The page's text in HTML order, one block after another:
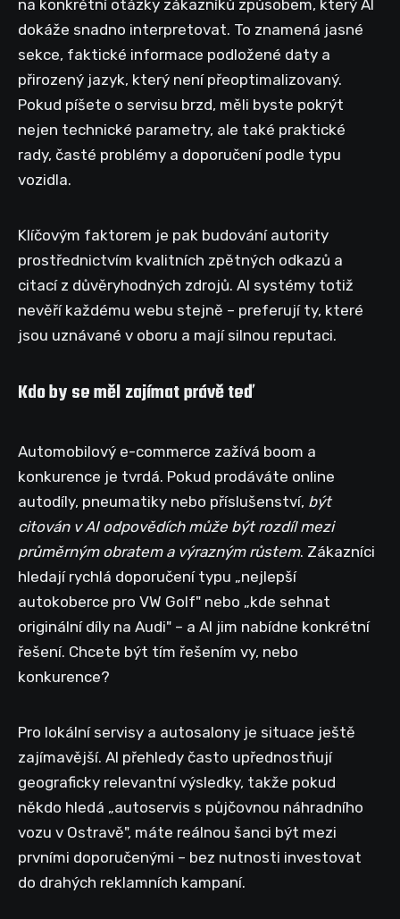
na konkrétní otázky zákazníků způsobem, který AI
dokáže snadno interpretovat. To znamená jasné
sekce, faktické informace podložené daty a
přirozený jazyk, který není přeoptimalizovaný.
Pokud píšete o servisu brzd, měli byste pokrýt
nejen technické parametry, ale také praktické
rady, časté problémy a doporučení podle typu
vozidla.
Klíčovým faktorem je pak budování autority
prostřednictvím kvalitních zpětných odkazů a
citací z důvěryhodných zdrojů. AI systémy totiž
nevěří každému webu stejně – preferují ty, které
jsou uznávané v oboru a mají silnou reputaci.
Kdo by se měl zajímat právě teď
Automobilový e-commerce zažívá boom a
konkurence je tvrdá. Pokud prodáváte online
autodíly, pneumatiky nebo příslušenství, být
citován v AI odpovědích může být rozdíl mezi
průměrným obratem a výrazným růstem. Zákazníci
hledají rychlá doporučení typu „nejlepší
autokoberce pro VW Golf" nebo „kde sehnat
originální díly na Audi" – a AI jim nabídne konkrétní
řešení. Chcete být tím řešením vy, nebo
konkurence?
Pro lokální servisy a autosalony je situace ještě
zajímavější. AI přehledy často upřednostňují
geograficky relevantní výsledky, takže pokud
někdo hledá „autoservis s půjčovnou náhradního
vozu v Ostravě", máte reálnou šanci být mezi
prvními doporučenými – bez nutnosti investovat
do drahých reklamních kampaní.